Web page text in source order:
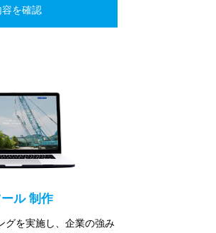
ル 制作
グを実施し、企業の強み